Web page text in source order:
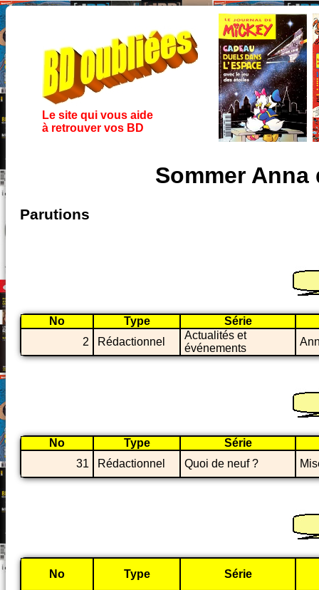
Le site qui vous aide
à retrouver vos BD
Sommer Anna
Parutions
No Type
Série
2
Rédactionnel
Actualités et
événements
No Type
Série
31
Rédactionnel Quoi de neuf ?
No Type Série